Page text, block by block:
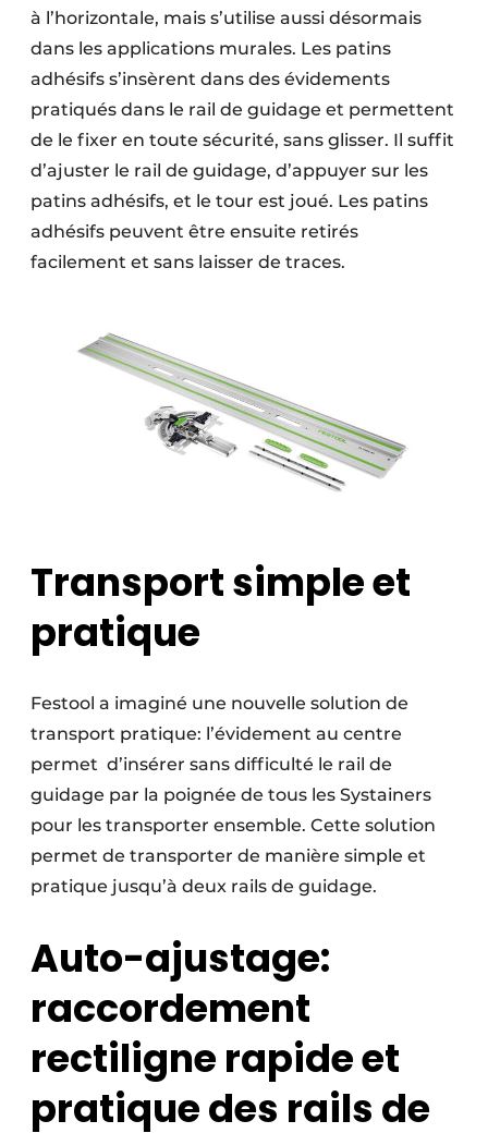
à l’horizontale, mais s’utilise aussi désormais
dans les applications murales. Les patins
adhésifs s’insèrent dans des évidements
pratiqués dans le rail de guidage et permettent
de le fixer en toute sécurité, sans glisser. Il suffit
d’ajuster le rail de guidage, d’appuyer sur les
patins adhésifs, et le tour est joué. Les patins
adhésifs peuvent être ensuite retirés
facilement et sans laisser de traces.
Transport simple et
pratique
Festool a imaginé une nouvelle solution de
transport pratique: l’évidement au centre
permet d’insérer sans difficulté le rail de
guidage par la poignée de tous les Systainers
pour les transporter ensemble. Cette solution
permet de transporter de manière simple et
pratique jusqu’à deux rails de guidage.
Auto-ajustage:
raccordement
rectiligne rapide et
pratique des rails de